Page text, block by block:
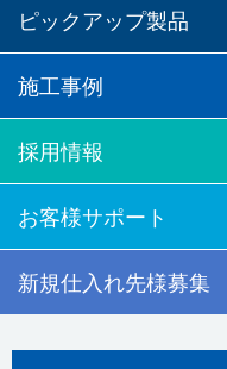
ピックアップ製品
施工事例
採用情報
お客様サポート
新規仕入れ先様募集